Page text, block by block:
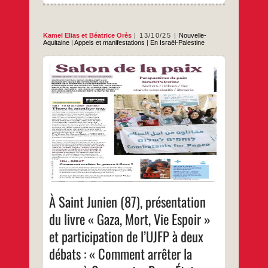
Kamel Elias etBéatrice Orès 13/10/25
Nouvelle-
Aquitaine |Appels et manifestations | En Israël-Palestine
À Saint Junien (87), présentation
du livre « Gaza, Mort, Vie Espoir »
et participation de l’UJFP à deux
débats : « Comment arrêter la
Dans le cadre du Salon de la paix.Avec la
participation de Béatrice Orès de l’UJFP.
…